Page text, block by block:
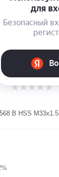
B HSS M33x1.5